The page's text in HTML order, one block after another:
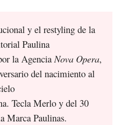
y el restyling de la
Paulina
la Agencia Nova Opera,
del nacimiento al
Tecla Merlo y del 30
Marca Paulinas.